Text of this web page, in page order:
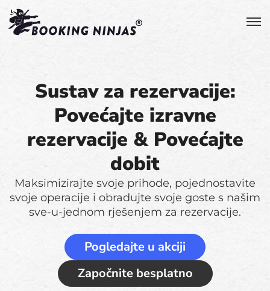
Sustav za rezervacije:
Povećajte izravne
rezervacije & Povećajte
dobit
Maksimizirajte svoje prihode, pojednostavite
svoje operacije i obradujte svoje goste s našim
sve-u-jednom rješenjem za rezervacije.
Pogledajte u akciji
Započnite besplatno